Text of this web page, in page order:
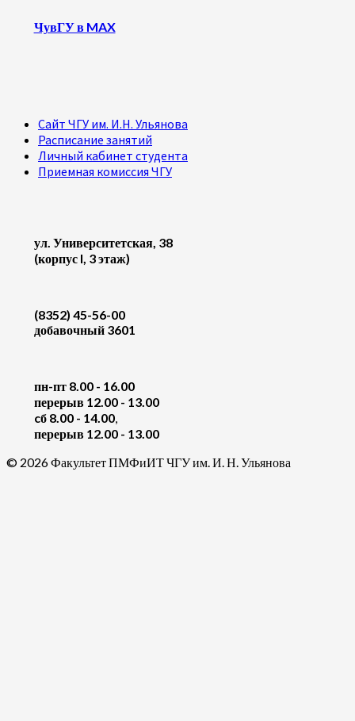
ЧувГУ в MAX
Сайт ЧГУ им. И.Н. Ульянова
Расписание занятий
Личный кабинет студента
Приемная комиссия ЧГУ
ул. Университетская, 38
(корпус I, 3 этаж)
(8352) 45-56-00
добавочный 3601
пн-пт 8.00 - 16.00
перерыв 12.00 - 13.00
cб 8.00 - 14.00,
перерыв 12.00 - 13.00
© 2026 Факультет ПМФиИТ ЧГУ им. И. Н. Ульянова